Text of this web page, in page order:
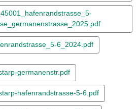
6_2024.pdf
germanenstr.pdf
hafenrandstrasse-5-6.pdf